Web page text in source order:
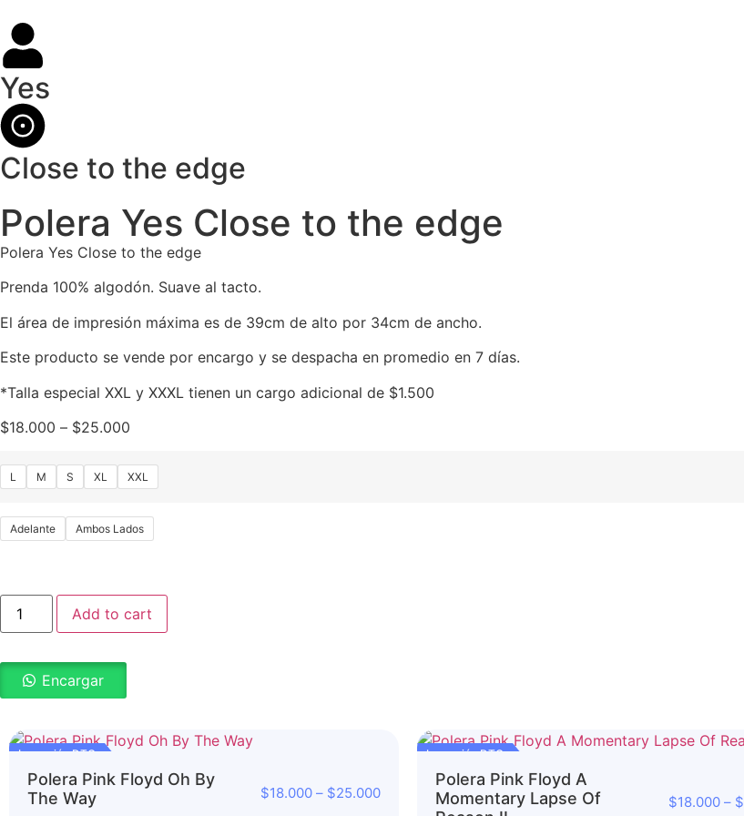
Yes
Close to the edge
Polera Yes Close to the edge
Polera Yes Close to the edge
Prenda 100% algodón. Suave al tacto.
El área de impresión máxima es de 39cm de alto por 34cm de ancho.
Este producto se vende por encargo y se despacha en promedio en 7 días.
*Talla especial XXL y XXXL tienen un cargo adicional de $1.500
$18.000 – $25.000
L M S XL XXL
Adelante Ambos Lados
Add to cart
Encargar
Impresión DTG
Polera Pink Floyd Oh By
The Way
$18.000 – $25.000
Impresión DTG
Polera Pink Floyd A
Momentary Lapse Of
$18.000 – $